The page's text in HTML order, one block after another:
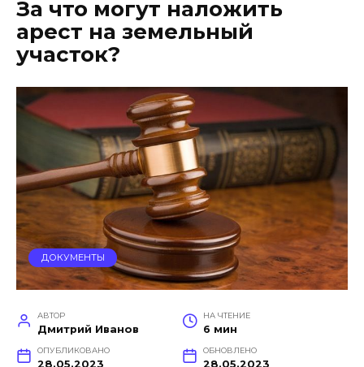
За что могут наложить
арест на земельный
участок?
ДОКУМЕНТЫ
АВТОР
Дмитрий Иванов
НА ЧТЕНИЕ
6 мин
ОПУБЛИКОВАНО
28.05.2023
ОБНОВЛЕНО
28.05.2023